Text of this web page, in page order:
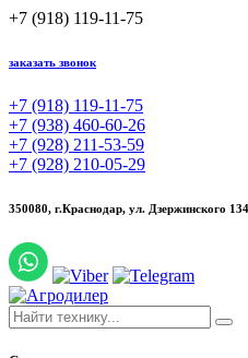
+7 (918) 119-11-75
заказать звонок
+7 (918) 119-11-75
+7 (938) 460-60-26
+7 (928) 211-53-59
+7 (928) 210-05-29
350080, г.Краснодар, ул. Дзержинского 134